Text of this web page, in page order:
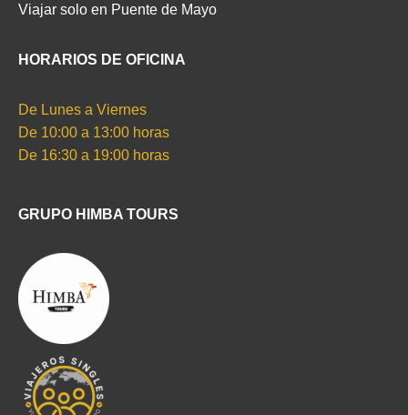
Viajar solo en Puente de Mayo
HORARIOS DE OFICINA
De Lunes a Viernes
De 10:00 a 13:00 horas
De 16:30 a 19:00 horas
GRUPO HIMBA TOURS